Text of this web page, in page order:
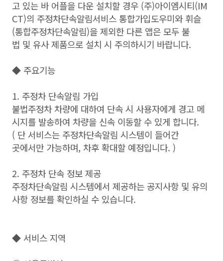
고 있는 바 어플을 다운 설치할 경우 (주)아이엠시티(IM
CT)의 주정차단속알림서비스 통합가입도우미와 휘슬
(통합주정차단속알림)을 제외한 다른 앱은 모두 불
법 및 유사 제품으로 설치 시 주의하시기 바랍니다.
◆ 주요기능
1. 주정차 단속알림 가입
불법주정차 차량에 대하여 단속 시 사용자에게 경고 메
시지를 발송하여 차량을 신속 이동할 수 있게 합니다.
( 단 서비스는 주정차단속알림 시스템이 들어간
곳에서만 가능하며, 차후 확대할 예정입니다. )
2. 주정차 단속 정보 제공
주정차단속알림 시스템에서 제공하는 공지사항 및 유의
사항 정보를 확인하실 수 있습니다.
◆ 서비스 지역